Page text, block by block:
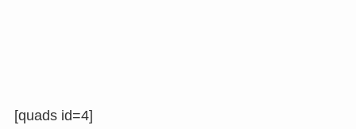
[quads id=4]